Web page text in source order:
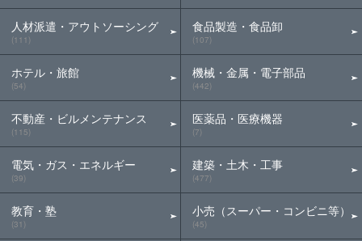
人材派遣・アウトソーシング
(111)
ホテル・旅館
(54)
不動産・ビルメンテナンス
(115)
電気・ガス・エネルギー
(39)
教育・塾
(31)
食品製造・食品卸
(107)
機械・金属・電子部品
(442)
医薬品・医療機器
(7)
建築・土木・工事
(477)
小売（スーパー・コンビニ等）
(45)